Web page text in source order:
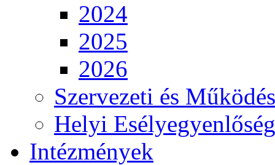
2024
2025
2026
Szervezeti és
Helyi
Intézmények